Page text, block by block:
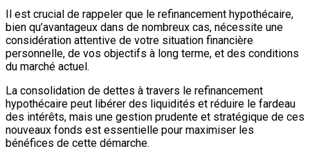
Il est crucial de rappeler que le refinancement hypothécaire,
bien qu’avantageux dans de nombreux cas, nécessite une
considération attentive de votre situation financière
personnelle, de vos objectifs à long terme, et des conditions
du marché actuel.
La consolidation de dettes à travers le refinancement
hypothécaire peut libérer des liquidités et réduire le fardeau
des intérêts, mais une gestion prudente et stratégique de ces
nouveaux fonds est essentielle pour maximiser les
bénéfices de cette démarche.